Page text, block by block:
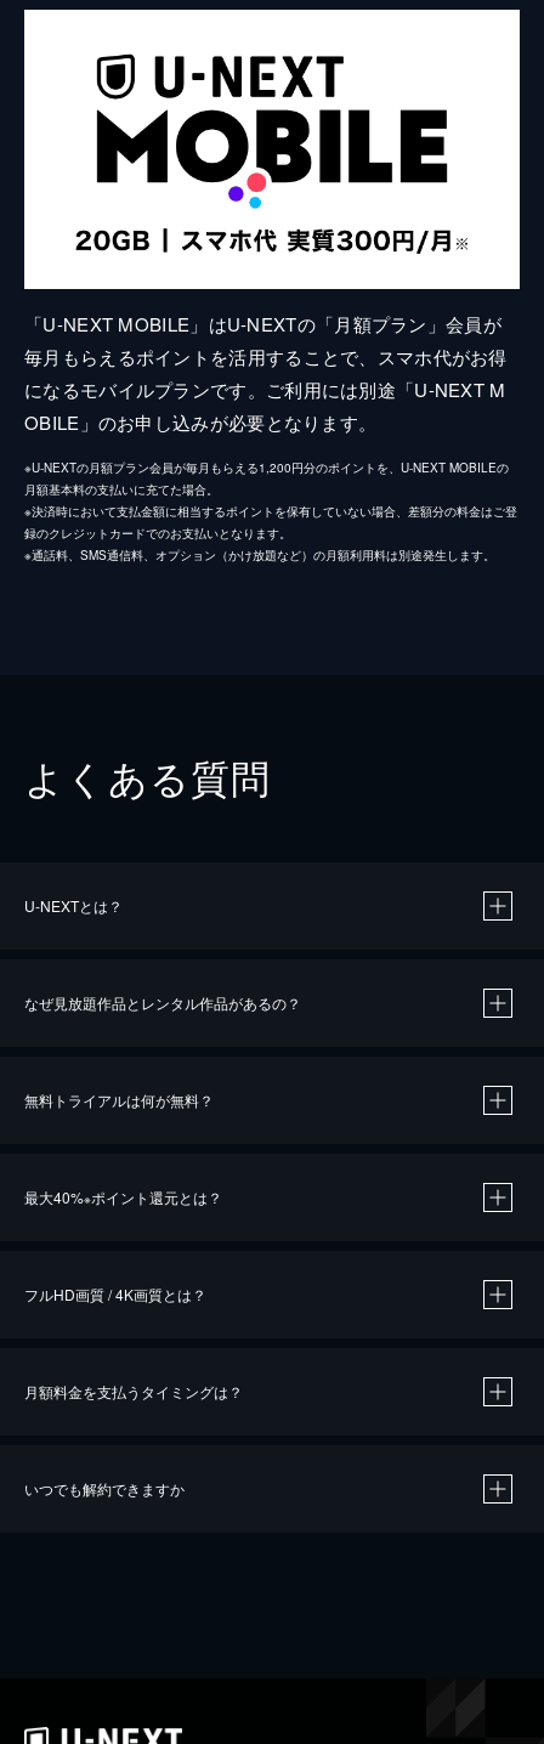
「U-NEXT MOBILE」はU-NEXTの「月額プラン」会員が
毎月もらえるポイントを活用することで、スマホ代がお得
になるモバイルプランです。ご利用には別途「U-NEXT M
OBILE」のお申し込みが必要となります。
※U-NEXTの月額プラン会員が毎月もらえる1,200円分のポイントを、U-NEXT MOBILEの
月額基本料の支払いに充てた場合。
※決済時において支払金額に相当するポイントを保有していない場合、差額分の料金はご登
録のクレジットカードでのお支払いとなります。
※通話料、SMS通信料、オプション（かけ放題など）の月額利用料は別途発生します。
よくある質問
U-NEXTとは？
なぜ見放題作品とレンタル作品があるの？
無料トライアルは何が無料？
最大40%※ポイント還元とは？
※40％ポイント還元の対象は、クレジットカード決済による作品の購入 / レンタルです。
iOSアプリのUコイン決済による作品の購入 / レンタルは、20％のポイント還元です。
フルHD画質 / 4K画質とは？
月額料金を支払うタイミングは？
いつでも解約できますか